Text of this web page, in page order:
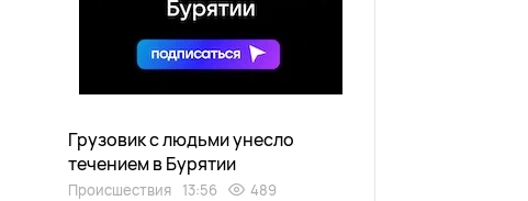
Грузовик с людьми унесло
течением в Бурятии
Происшествия 13:56 489